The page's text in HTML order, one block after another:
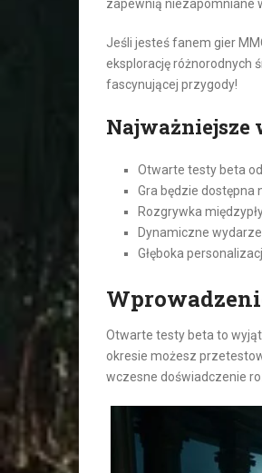
zapewnią niezapomniane
Jeśli jesteś fanem gier
eksplorację różnorodnych
fascynującej przygody!
Najważniejsze
Otwarte testy beta
Gra będzie dostępna
Rozgrywka
Dynamiczne
Głęboka
Otwarte testy beta to
okresie możesz
wczesne doświadczenie